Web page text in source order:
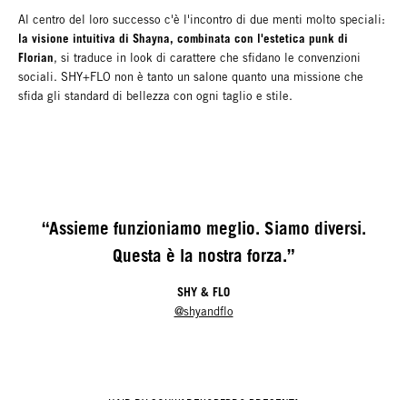
Al centro del loro successo c'è l'incontro di due menti molto speciali:
la visione intuitiva di Shayna, combinata con l'estetica punk di
Florian, si traduce in look di carattere che sfidano le convenzioni
sociali. SHY+FLO non è tanto un salone quanto una missione che
sfida gli standard di bellezza con ogni taglio e stile.
“Assieme funzioniamo meglio. Siamo diversi.
Questa è la nostra forza.”
SHY & FLO
@shyandflo